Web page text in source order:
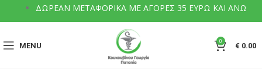
ΔΩΡΕΑΝ ΜΕΤΑΦΟΡΙΚΑ ΜΕ ΑΓΟΡΕΣ 35 ΕΥΡΩ ΚΑΙ ΑΝΩ
MENU 0 € 0.00